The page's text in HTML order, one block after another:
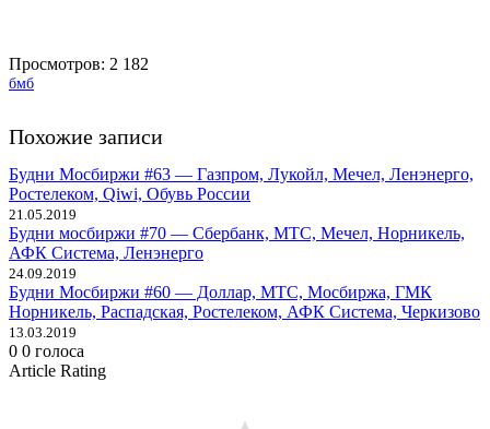
Просмотров: 2 182
бмб
Похожие записи
Будни Мосбиржи #63 — Газпром, Лукойл, Мечел, Ленэнерго,
Ростелеком, Qiwi, Обувь России
21.05.2019
Будни мосбиржи #70 — Сбербанк, МТС, Мечел, Норникель,
АФК Система, Ленэнерго
24.09.2019
Будни Мосбиржи #60 — Доллар, МТС, Мосбиржа, ГМК
Норникель, Распадская, Ростелеком, АФК Система, Черкизово
13.03.2019
0 0 голоса
Article Rating